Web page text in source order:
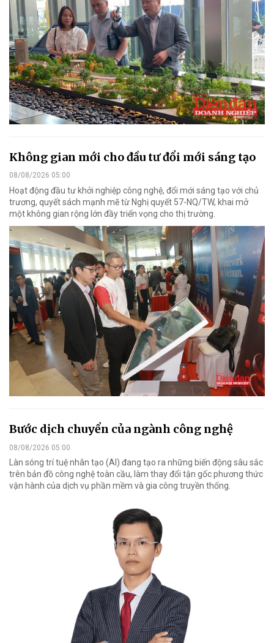
Không gian mới cho đầu tư đổi mới sáng tạo
08/08/2026 05:00
Hoạt động đầu tư khởi nghiệp công nghệ, đổi mới sáng tạo với chủ
trương, quyết sách mạnh mẽ từ Nghị quyết 57-NQ/TW, khai mở
một không gian rộng lớn đầy triển vọng cho thị trường.
Bước dịch chuyển của ngành công nghệ
08/08/2026 05:00
Làn sóng trí tuệ nhân tạo (AI) đang tạo ra những biến động sâu sắc
trên bản đồ công nghệ toàn cầu, làm thay đổi tận gốc phương thức
vận hành của dịch vụ phần mềm và gia công truyền thống.